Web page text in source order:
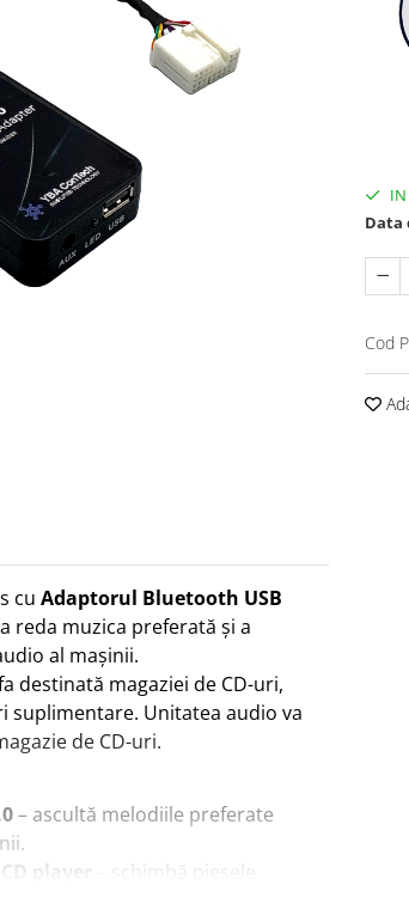
IN
Data
Cod
cu Adaptorul Bluetooth USB
reda muzica preferată și a
al mașinii.
destinată magaziei de CD-uri,
suplimentare. Unitatea audio va
de CD-uri.
– ascultă melodiile preferate
player
– schimbă piesele
fără a-ți lua mâinile de pe